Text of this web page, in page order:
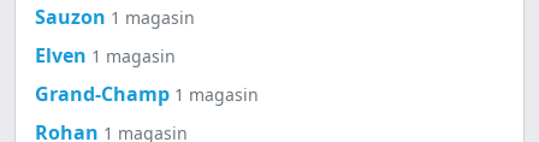
Sauzon 1 magasin
Elven 1 magasin
Grand-Champ 1 magasin
Rohan 1 magasin